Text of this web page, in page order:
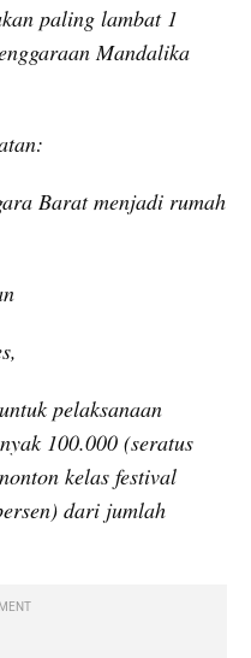
paling lambat 1
Mandalika
Barat menjadi rumah
pelaksanaan
100.000 (seratus
kelas festival
dari jumlah